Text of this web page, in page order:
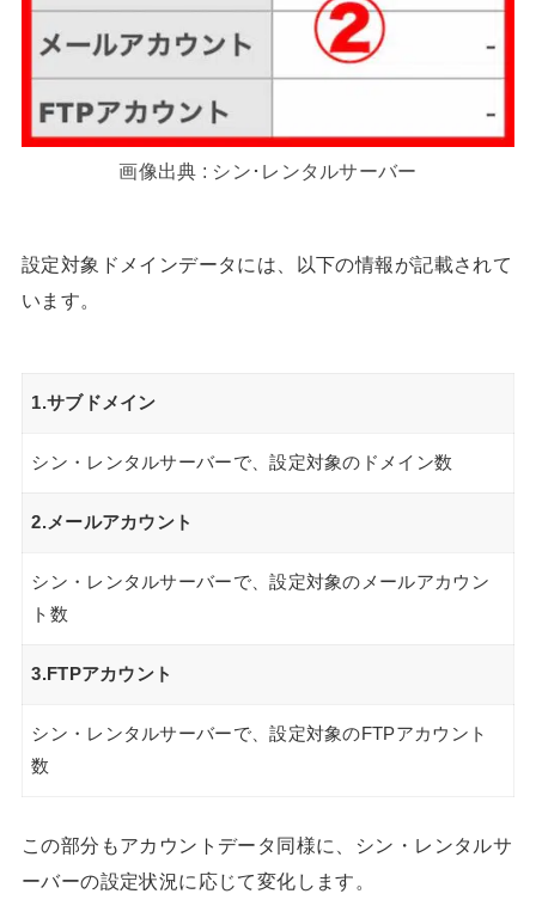
画像出典 : シン･レンタルサーバー
設定対象ドメインデータには、以下の情報が記載されて
います。
1.サブドメイン
シン・レンタルサーバーで、設定対象のドメイン数
2.メールアカウント
シン・レンタルサーバーで、設定対象のメールアカウン
ト数
3.FTPアカウント
シン・レンタルサーバーで、設定対象のFTPアカウント
数
この部分もアカウントデータ同様に、シン・レンタルサ
ーバーの設定状況に応じて変化します。